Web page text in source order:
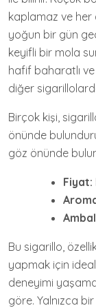
kaplamaz ve her
yoğun bir gün
keyifli bir mola
hafif baharatlı
diğer
Birçok kişi,
önünde
göz önünde
Fiyat:
Bu sigarillo,
yapmak için
deneyimi
göre. Yalnızca